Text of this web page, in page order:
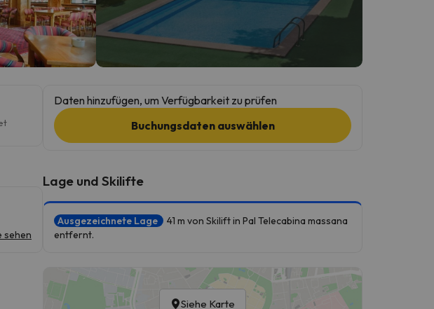
sehen
Daten hinzufügen, um Verfügbarkeit zu prüfen
Buchungsdaten auswählen
Lage und Skilifte
Ausgezeichnete Lage
41 m von Skilift in Pal Telecabina massana
entfernt.
Siehe Karte